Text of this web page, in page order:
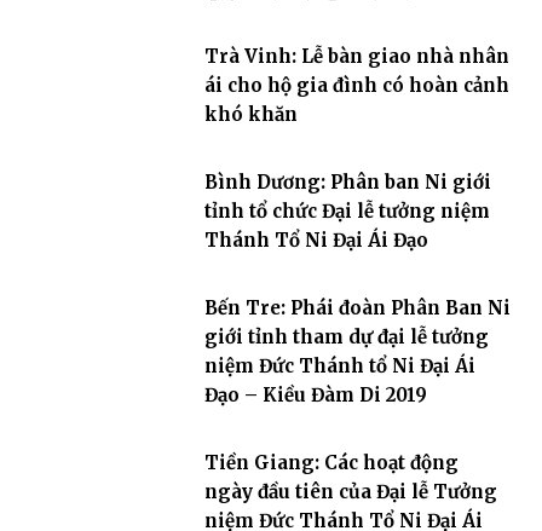
Trà Vinh: Lễ bàn giao nhà nhân
ái cho hộ gia đình có hoàn cảnh
khó khăn
Bình Dương: Phân ban Ni giới
tỉnh tổ chức Đại lễ tưởng niệm
Thánh Tổ Ni Đại Ái Đạo
Bến Tre: Phái đoàn Phân Ban Ni
giới tỉnh tham dự đại lễ tưởng
niệm Đức Thánh tổ Ni Đại Ái
Đạo – Kiều Đàm Di 2019
Tiền Giang: Các hoạt động
ngày đầu tiên của Đại lễ Tưởng
niệm Đức Thánh Tổ Ni Đại Ái